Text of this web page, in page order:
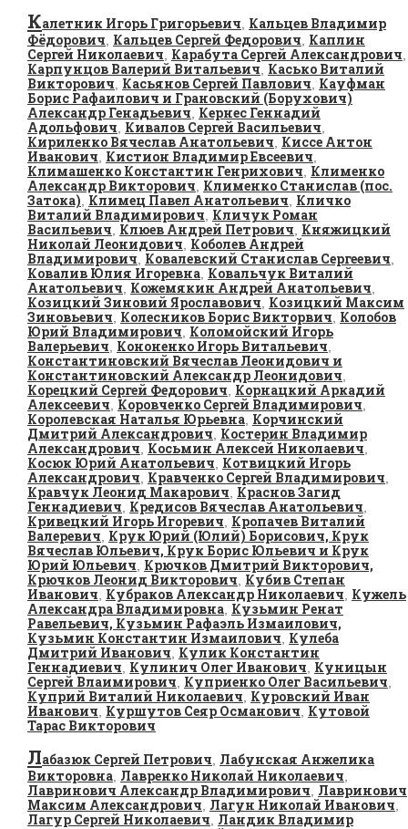
Калетник Игорь Григорьевич, Кальцев Владимир
Фёдорович, Кальцев Сергей Федорович, Каплин
Сергей Николаевич, Карабута Сергей Александрович,
Карпунцов Валерий Витальевич, Касько Виталий
Викторович, Касьянов Сергей Павлович, Кауфман
Борис Рафаилович и Грановский (Борухович)
Александр Генадьевич, Кернес Геннадий
Адольфович, Кивалов Сергей Васильевич,
Кириленко Вячеслав Анатольевич, Киссе Антон
Иванович, Кистион Владимир Евсеевич,
Климашенко Константин Генрихович, Клименко
Александр Викторович, Клименко Станислав (пос.
Затока), Климец Павел Анатольевич, Кличко
Виталий Владимирович, Кличук Роман
Васильевич, Клюев Андрей Петрович, Княжицкий
Николай Леонидович, Коболев Андрей
Владимирович, Ковалевский Станислав Сергеевич,
Ковалив Юлия Игоревна, Ковальчук Виталий
Анатольевич, Кожемякин Андрей Анатольевич,
Козицкий Зиновий Ярославович, Козицкий Максим
Зиновьевич, Колесников Борис Викторвич, Колобов
Юрий Владимирович, Коломойский Игорь
Валерьевич, Кононенко Игорь Витальевич,
Константиновский Вячеслав Леонидович и
Константиновский Александр Леонидович,
Корецкий Сергей Федорович, Корнацкий Аркадий
Алексеевич, Коровченко Сергей Владимирович,
Королевская Наталья Юрьевна, Корчинский
Дмитрий Александрович, Костерин Владимир
Александрович, Косьмин Алексей Николаевич,
Косюк Юрий Анатольевич, Котвицкий Игорь
Александрович, Кравченко Сергей Владимирович,
Кравчук Леонид Макарович, Краснов Загид
Геннадиевич, Кредисов Вячеслав Анатольевич,
Кривецкий Игорь Игоревич, Кропачев Виталий
Валеревич, Крук Юрий (Юлий) Борисович, Крук
Вячеслав Юльевич, Крук Борис Юльевич и Крук
Юрий Юльевич, Крючков Дмитрий Викторович,
Крючков Леонид Викторович, Кубив Степан
Иванович, Кубраков Александр Николаевич, Кужель
Александра Владимировна, Кузьмин Ренат
Равельевич, Кузьмин Рафаэль Измаилович,
Кузьмин Константин Измаилович, Кулеба
Дмитрий Иванович, Кулик Константин
Геннадиевич, Кулинич Олег Иванович, Куницын
Сергей Влаимирович, Куприенко Олег Васильевич,
Куприй Виталий Николаевич, Куровский Иван
Иванович, Куршутов Сеяр Османович, Кутовой
Тарас Викторович
Лабазюк Сергей Петрович, Лабунская Анжелика
Викторовна, Лавренко Николай Николаевич,
Лавринович Александр Владимирович, Лавринович
Максим Александрович, Лагун Николай Иванович,
Лагур Сергей Николаевич, Ландик Владимир